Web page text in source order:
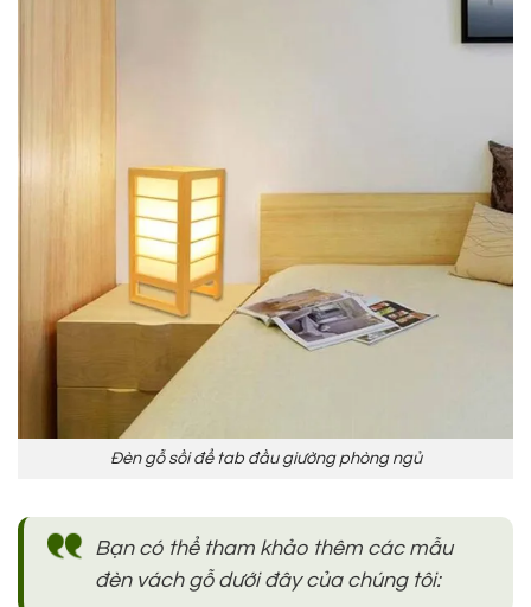
Đèn gỗ sồi để tab đầu giường phòng ngủ
Bạn có thể tham khảo thêm các mẫu
đèn vách gỗ dưới đây của chúng tôi: